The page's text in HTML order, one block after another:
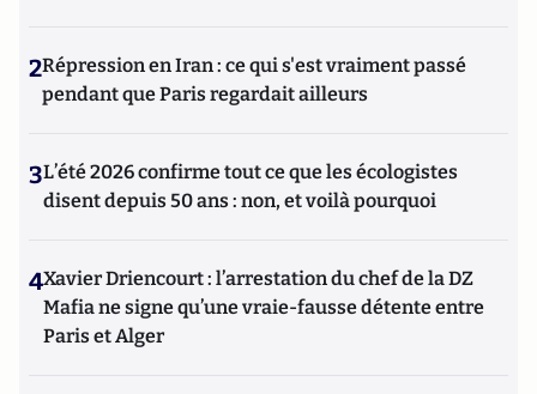
2Répression en Iran : ce qui s'est vraiment passé
pendant que Paris regardait ailleurs
3L’été 2026 confirme tout ce que les écologistes
disent depuis 50 ans : non, et voilà pourquoi
4Xavier Driencourt : l’arrestation du chef de la DZ
Mafia ne signe qu’une vraie-fausse détente entre
Paris et Alger